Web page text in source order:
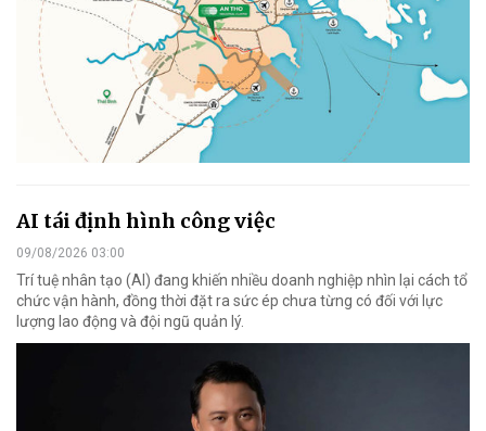
AI tái định hình công việc
09/08/2026 03:00
Trí tuệ nhân tạo (AI) đang khiến nhiều doanh nghiệp nhìn lại cách tổ
chức vận hành, đồng thời đặt ra sức ép chưa từng có đối với lực
lượng lao động và đội ngũ quản lý.